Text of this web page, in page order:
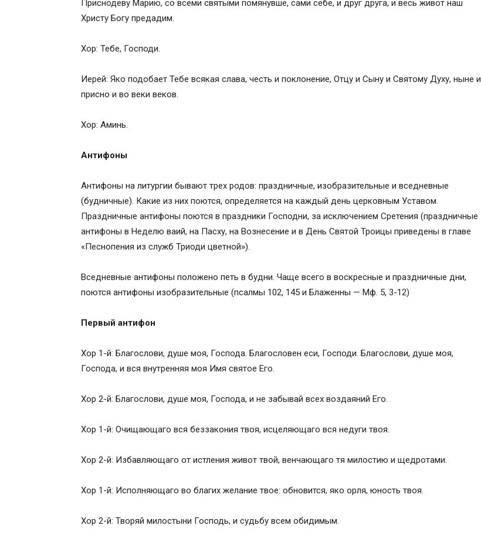
Приснодеву Марию, со всеми святыми помянувше, сами себе, и друг друга, и весь живот наш
Христу Богу предадим.
Хор: Тебе, Господи.
Иерей: Яко подобает Тебе всякая слава, честь и поклонение, Отцу и Сыну и Святому Духу, ныне и
присно и во веки веков.
Хор: Аминь.
Антифоны
Антифоны на литургии бывают трех родов: праздничные, изобразительные и вседневные
(будничные). Какие из них поются, определяется на каждый день церковным Уставом.
Праздничные антифоны поются в праздники Господни, за исключением Сретения (праздничные
антифоны в Неделю ваий, на Пасху, на Вознесение и в День Святой Троицы приведены в главе
«Песнопения из служб Триоди цветной»).
Вседневные антифоны положено петь в будни. Чаще всего в воскресные и праздничные дни,
поются антифоны изобразительные (псалмы 102, 145 и Блаженны — Мф. 5, 3-12)
Первый антифон
Хор 1-й: Благослови, душе моя, Господа. Благословен еси, Господи. Благослови, душе моя,
Господа, и вся внутренняя моя Имя святое Его.
Хор 2-й: Благослови, душе моя, Господа, и не забывай всех воздаяний Его.
Хор 1-й: Очищающаго вся беззакония твоя, исцеляющаго вся недуги твоя.
Хор 2-й: Избавляющаго от истления живот твой, венчающаго тя милостию и щедротами.
Хор 1-й: Исполняющаго во благих желание твое: обновится, яко орля, юность твоя.
Хор 2-й: Творяй милостыни Господь, и судьбу всем обидимым.